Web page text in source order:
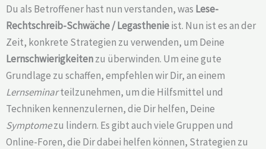
Du als Betroffener hast nun verstanden, was Lese-
Rechtschreib-Schwäche /Legasthenieist. Nun ist es an der
Zeit, konkrete Strategien zu verwenden, um Deine
Lernschwierigkeitenzu überwinden. Um eine gute
Grundlage zu schaffen, empfehlen wir Dir, an einem
Lernseminarteilzunehmen, um die Hilfsmittel und
Techniken kennenzulernen, die Dir helfen, Deine
Symptomezu lindern. Es gibt auch viele Gruppen und
Online-Foren, die Dir dabei helfen können, Strategien zu